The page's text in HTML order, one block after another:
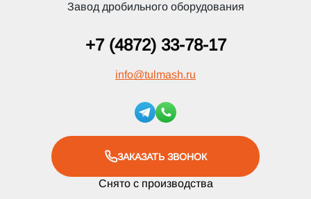
Завод дробильного оборудования
+7 (4872) 33-78-17
info@tulmash.ru
ЗАКАЗАТЬ ЗВОНОК
Снято с производства